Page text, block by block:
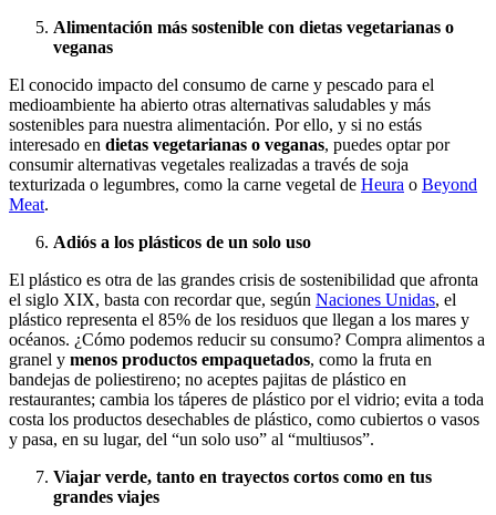
Alimentación más sostenible con dietas vegetarianas o
veganas
El conocido impacto del consumo de carne y pescado para el
medioambiente ha abierto otras alternativas saludables y más
sostenibles para nuestra alimentación. Por ello, y si no estás
interesado en dietas vegetarianas o veganas, puedes optar por
consumir alternativas vegetales realizadas a través de soja
texturizada o legumbres, como la carne vegetal de Heura o Beyond
Meat.
Adiós a los plásticos de un solo uso
El plástico es otra de las grandes crisis de sostenibilidad que afronta
el siglo XIX, basta con recordar que, según Naciones Unidas, el
plástico representa el 85% de los residuos que llegan a los mares y
océanos. ¿Cómo podemos reducir su consumo? Compra alimentos a
granel y menos productos empaquetados, como la fruta en
bandejas de poliestireno; no aceptes pajitas de plástico en
restaurantes; cambia los táperes de plástico por el vidrio; evita a toda
costa los productos desechables de plástico, como cubiertos o vasos
y pasa, en su lugar, del “un solo uso” al “multiusos”.
Viajar verde, tanto en trayectos cortos como en tus
grandes viajes